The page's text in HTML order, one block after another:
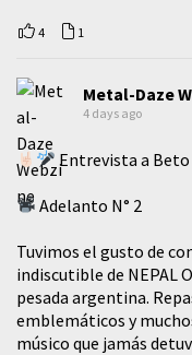
4 1
Metal-Daze
4 days ago
Entrevista a Beto
Adelanto N° 2
Tuvimos el gusto de
indiscutible de NEPAL
pesada argentina.
emblemáticos y
músico que jamás